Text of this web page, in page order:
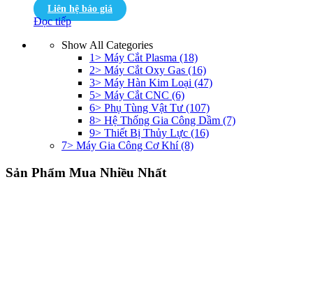
Liên hệ báo giá
Đọc tiếp
Show All Categories
1> Máy Cắt Plasma (18)
2> Máy Cắt Oxy Gas (16)
3> Máy Hàn Kim Loại (47)
5> Máy Cắt CNC (6)
6> Phụ Tùng Vật Tư (107)
8> Hệ Thống Gia Công Dầm (7)
9> Thiết Bị Thủy Lực (16)
7> Máy Gia Công Cơ Khí(8)
Sản Phẩm Mua Nhiều Nhất